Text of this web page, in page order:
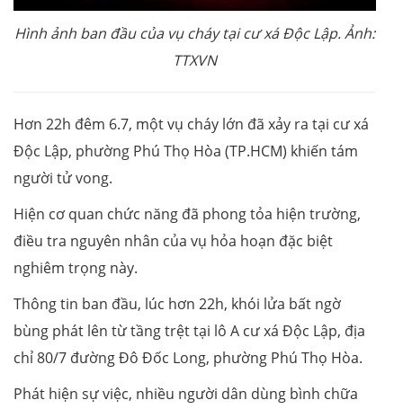
Hình ảnh ban đầu của vụ cháy tại cư xá Độc Lập. Ảnh:
TTXVN
Hơn 22h đêm 6.7, một vụ cháy lớn đã xảy ra tại cư xá
Độc Lập, phường Phú Thọ Hòa (TP.HCM) khiến tám
người tử vong.
Hiện cơ quan chức năng đã phong tỏa hiện trường,
điều tra nguyên nhân của vụ hỏa hoạn đặc biệt
nghiêm trọng này.
Thông tin ban đầu, lúc hơn 22h, khói lửa bất ngờ
bùng phát lên từ tầng trệt tại lô A cư xá Độc Lập, địa
chỉ 80/7 đường Đô Đốc Long, phường Phú Thọ Hòa.
Phát hiện sự việc, nhiều người dân dùng bình chữa